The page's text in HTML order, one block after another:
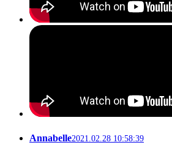
Annabelle2021.02.28 10:58:39